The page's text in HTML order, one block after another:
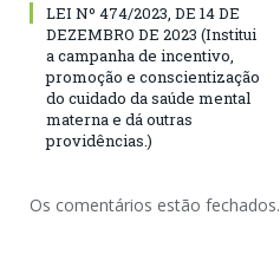
LEI Nº 474/2023, DE 14 DE
DEZEMBRO DE 2023 (Institui
a campanha de incentivo,
promoção e conscientização
do cuidado da saúde mental
materna e dá outras
providências.)
Os comentários estão fechados.